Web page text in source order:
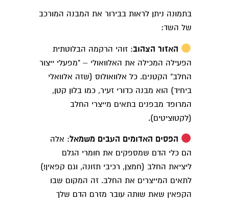
בתמונה ניתן לראות בבירור את המבנה המורכב
של השד:
האזור הצהוב: זוהי הרקמה הבלוטתית
הפעילה המכילה את האלוואולי – "מפעלי ייצור
החלב" הקטנים. כל אלוואולוס (שזה אלוואלי
ביחיד) הוא מבנה כדורי זעיר, כמו בלון קטן,
המרופד מבפנים בתאים מייצרי החלב
(לקטוציטים).
הפסים האדומים העבים משמאל: אלה
הם כלי הדם שמספקים את חומרי הגלם
ליציאת החלב (חמצן, רכיבי תזונה, וגם קפאין!)
לתאים המייצרים את החלב. זה המקום שבו
הקפאין שאת שותה עובר מזרם הדם שלך